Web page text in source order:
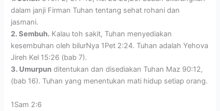
dalam janji Firman Tuhan tentang sehat rohani dan
jasmani.
2. Sembuh. Kalau toh sakit, Tuhan menyediakan
kesembuhan oleh bilurNya 1Pet 2:24. Tuhan adalah Yehova
Jireh Kel 15:26 (bab 7).
3. Umurpun ditentukan dan disediakan Tuhan Maz 90:12,
(bab 16). Tuhan yang menentukan mati hidup setiap orang.
1Sam 2:6